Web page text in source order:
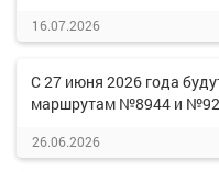
16.07.2026
С 27 июня 2026 года
маршрутам №8944 и
26.06.2026